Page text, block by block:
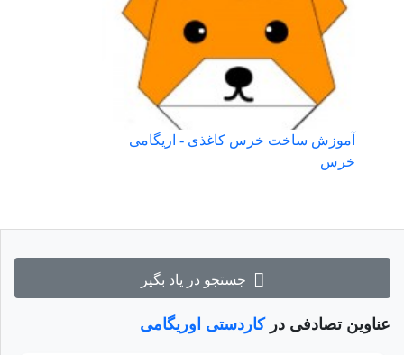
جستجو در یاد بگیر
عناوین تصادفی درکاردستی اوریگامی
آموزش ساخت خرس کاغذی - اریگامی
خرس